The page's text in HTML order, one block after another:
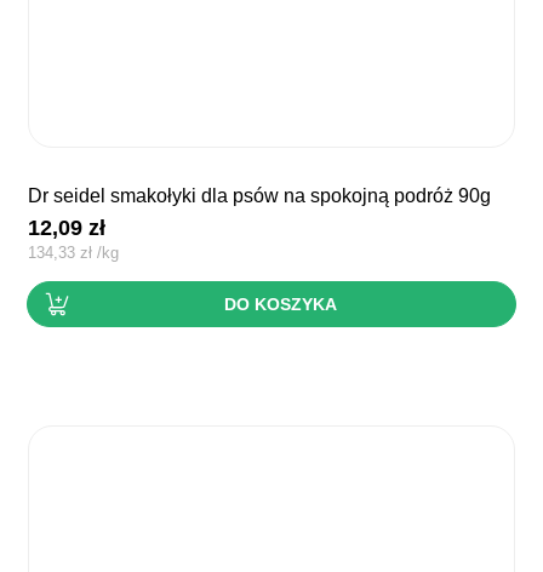
dr seidel smakołyki dla psów na spokojną podróż 90g
12,09zł
134,33zł /kg
DO KOSZYKA